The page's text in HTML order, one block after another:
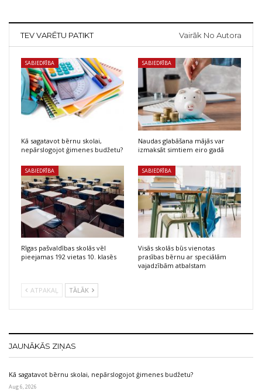
TEV VARĒTU PATIKT Vairāk No Autora
SABIEDRĪBA
Kā sagatavot bērnu skolai,
nepārslogojot ģimenes budžetu?
SABIEDRĪBA
Naudas glabāšana mājās var
izmaksāt simtiem eiro gadā
SABIEDRĪBA
Rīgas pašvaldības skolās vēl
pieejamas 192 vietas 10. klasēs
SABIEDRĪBA
Visās skolās būs vienotas
prasības bērnu ar speciālām
vajadzībām atbalstam
ATPAKAĻ TĀLĀK
JAUNĀKĀS ZIŅAS
Kā sagatavot bērnu skolai, nepārslogojot ģimenes budžetu?
Aug 6, 2026